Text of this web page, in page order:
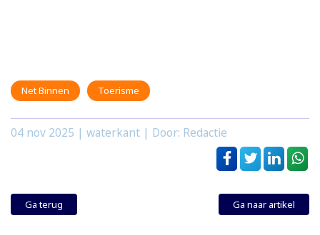
Net Binnen Toerisme
04 nov 2025 | waterkant | Door: Redactie
Ga terug Ga naar artikel